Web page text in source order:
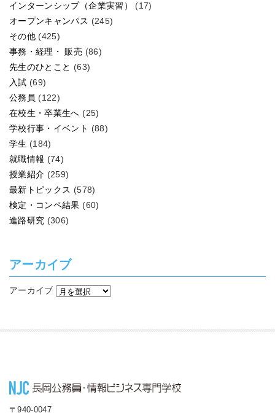
インターンシップ（企業実習）
(17)
オープンキャンパス (245)
その他 (425)
事務・経理・ 販売 (86)
先生のひとこと (63)
入試 (69)
公務員 (122)
在校生・卒業生へ (25)
学校行事・イベント (88)
学生 (184)
就職情報 (74)
授業紹介 (259)
最新トピックス (578)
検定・コンペ結果 (60)
進路研究 (306)
アーカイブ
アーカイブ
〒940-0047